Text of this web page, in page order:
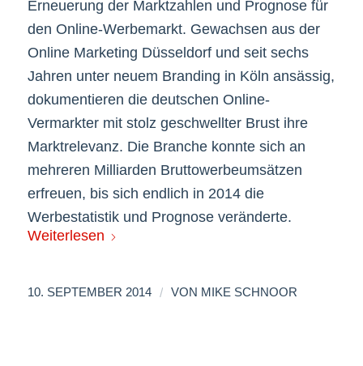
Erneuerung der Marktzahlen und Prognose für
den Online-Werbemarkt. Gewachsen aus der
Online Marketing Düsseldorf und seit sechs
Jahren unter neuem Branding in Köln ansässig,
dokumentieren die deutschen Online-
Vermarkter mit stolz geschwellter Brust ihre
Marktrelevanz. Die Branche konnte sich an
mehreren Milliarden Bruttowerbeumsätzen
erfreuen, bis sich endlich in 2014 die
Werbestatistik und Prognose veränderte.
Weiterlesen
10. SEPTEMBER 2014 / VON MIKE SCHNOOR